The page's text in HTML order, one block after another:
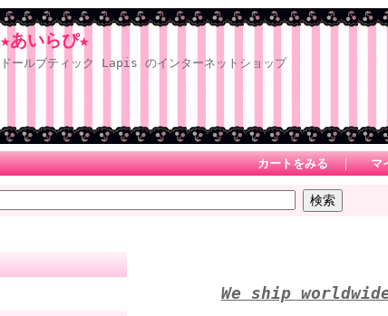
★あいらぴ★
ドールブティック Lapis のインターネットショップ
カートをみる ｜ マ
We ship